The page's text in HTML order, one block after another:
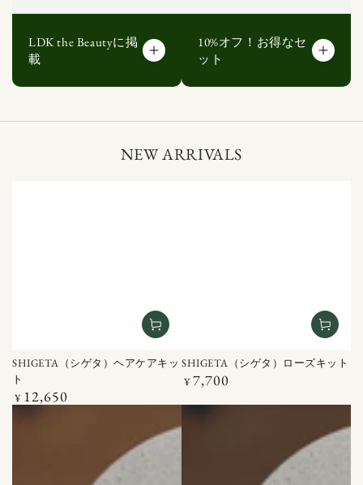
LDK the Beautyに掲
載
10%オフ！お得なセ
ット
NEW ARRIVALS
SHIGETA（シゲタ）ヘアケアキッ
ト
定
¥ 12,650
SHIGETA（シゲタ）ローズキット
定
¥7,700